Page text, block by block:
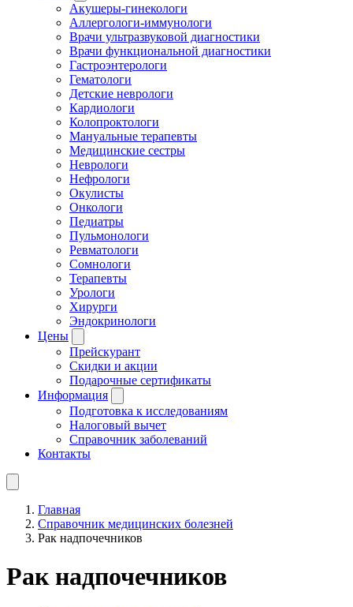
Акушеры-гинекологи
Аллергологи-иммунологи
Врачи ультразвуковой диагностики
Врачи функциональной диагностики
Гастроэнтерологи
Гематологи
Детские неврологи
Кардиологи
Колопроктологи
Мануальные терапевты
Медицинские сестры
Неврологи
Нефрологи
Окулисты
Онкологи
Педиатры
Пульмонологи
Ревматологи
Сомнологи
Терапевты
Урологи
Хирурги
Эндокринологи
Цены
Прейскурант
Скидки и акции
Подарочные сертификаты
Информация
Подготовка к исследованиям
Налоговый вычет
Справочник заболеваний
Контакты
Главная
Справочник медицинских болезней
Рак надпочечников
Рак надпочечников